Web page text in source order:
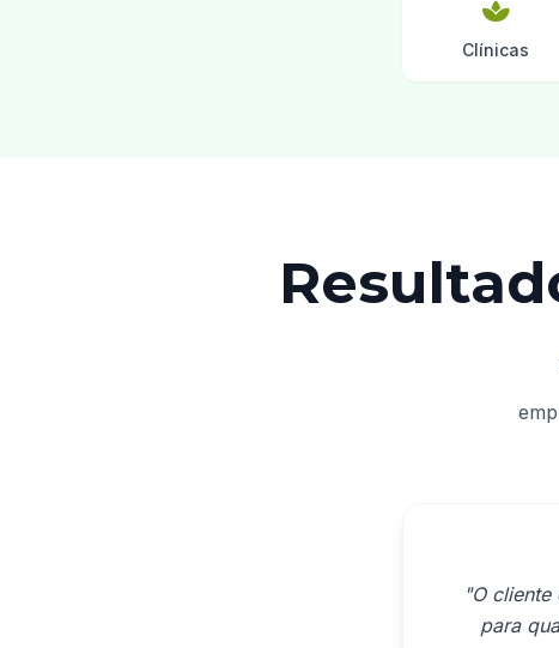
Clínicas
"O
para